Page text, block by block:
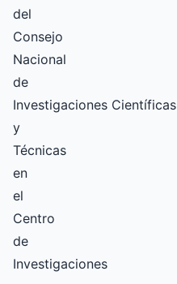
del
Consejo
Nacional
de
Investigaciones Científicas
y
Técnicas
en
el
Centro
de
Investigaciones